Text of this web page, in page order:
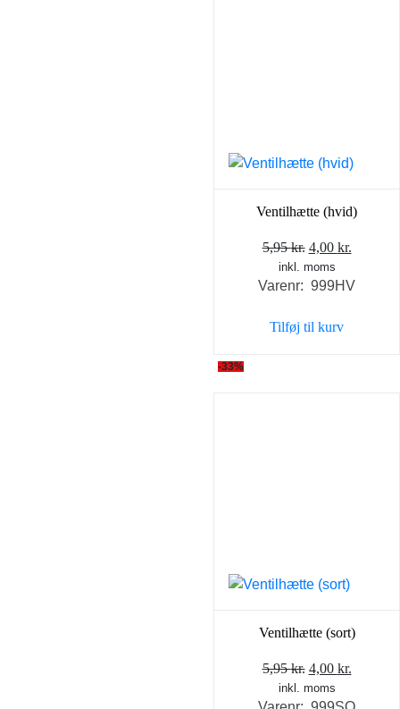
Ventilhætte (hvid)
5,95kr. Den
oprindelige
pris
5,95 kr..
4,00 kr.
pris
inkl. moms
Varenr: 999HV
Tilføj til kurv
-33%
Ventilhætte (sort)
5,95kr. Den
oprindelige
4,00 kr.
inkl. moms